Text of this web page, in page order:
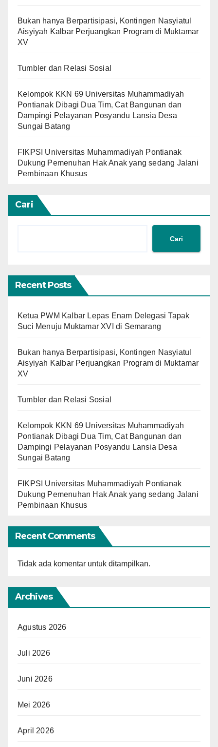
Bukan hanya Berpartisipasi, Kontingen Nasyiatul
Aisyiyah Kalbar Perjuangkan Program di Muktamar
XV
Tumbler dan Relasi Sosial
Kelompok KKN 69 Universitas Muhammadiyah
Pontianak Dibagi Dua Tim, Cat Bangunan dan
Dampingi Pelayanan Posyandu Lansia Desa
Sungai Batang
FIKPSI Universitas Muhammadiyah Pontianak
Dukung Pemenuhan Hak Anak yang sedang Jalani
Pembinaan Khusus
Cari
Cari
Recent Posts
Ketua PWM Kalbar Lepas Enam Delegasi Tapak
Suci Menuju Muktamar XVI di Semarang
Bukan hanya Berpartisipasi, Kontingen Nasyiatul
Aisyiyah Kalbar Perjuangkan Program di Muktamar
XV
Tumbler dan Relasi Sosial
Kelompok KKN 69 Universitas Muhammadiyah
Pontianak Dibagi Dua Tim, Cat Bangunan dan
Dampingi Pelayanan Posyandu Lansia Desa
Sungai Batang
FIKPSI Universitas Muhammadiyah Pontianak
Dukung Pemenuhan Hak Anak yang sedang Jalani
Pembinaan Khusus
Recent Comments
Tidak ada komentar untuk ditampilkan.
Archives
Agustus 2026
Juli 2026
Juni 2026
Mei 2026
April 2026